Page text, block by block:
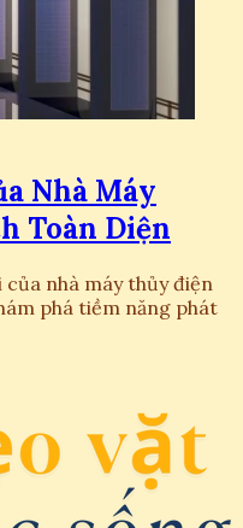
Nhà Máy
Toàn Diện
của nhà máy thủy điện
phá tiềm năng phát